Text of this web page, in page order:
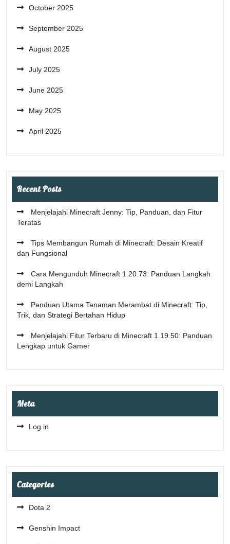
October 2025
September 2025
August 2025
July 2025
June 2025
May 2025
April 2025
Recent Posts
Menjelajahi Minecraft Jenny: Tip, Panduan, dan Fitur
Teratas
Tips Membangun Rumah di Minecraft: Desain Kreatif
dan Fungsional
Cara Mengunduh Minecraft 1.20.73: Panduan Langkah
demi Langkah
Panduan Utama Tanaman Merambat di Minecraft: Tip,
Trik, dan Strategi Bertahan Hidup
Menjelajahi Fitur Terbaru di Minecraft 1.19.50: Panduan
Lengkap untuk Gamer
Meta
Log in
Categories
Dota 2
Genshin Impact